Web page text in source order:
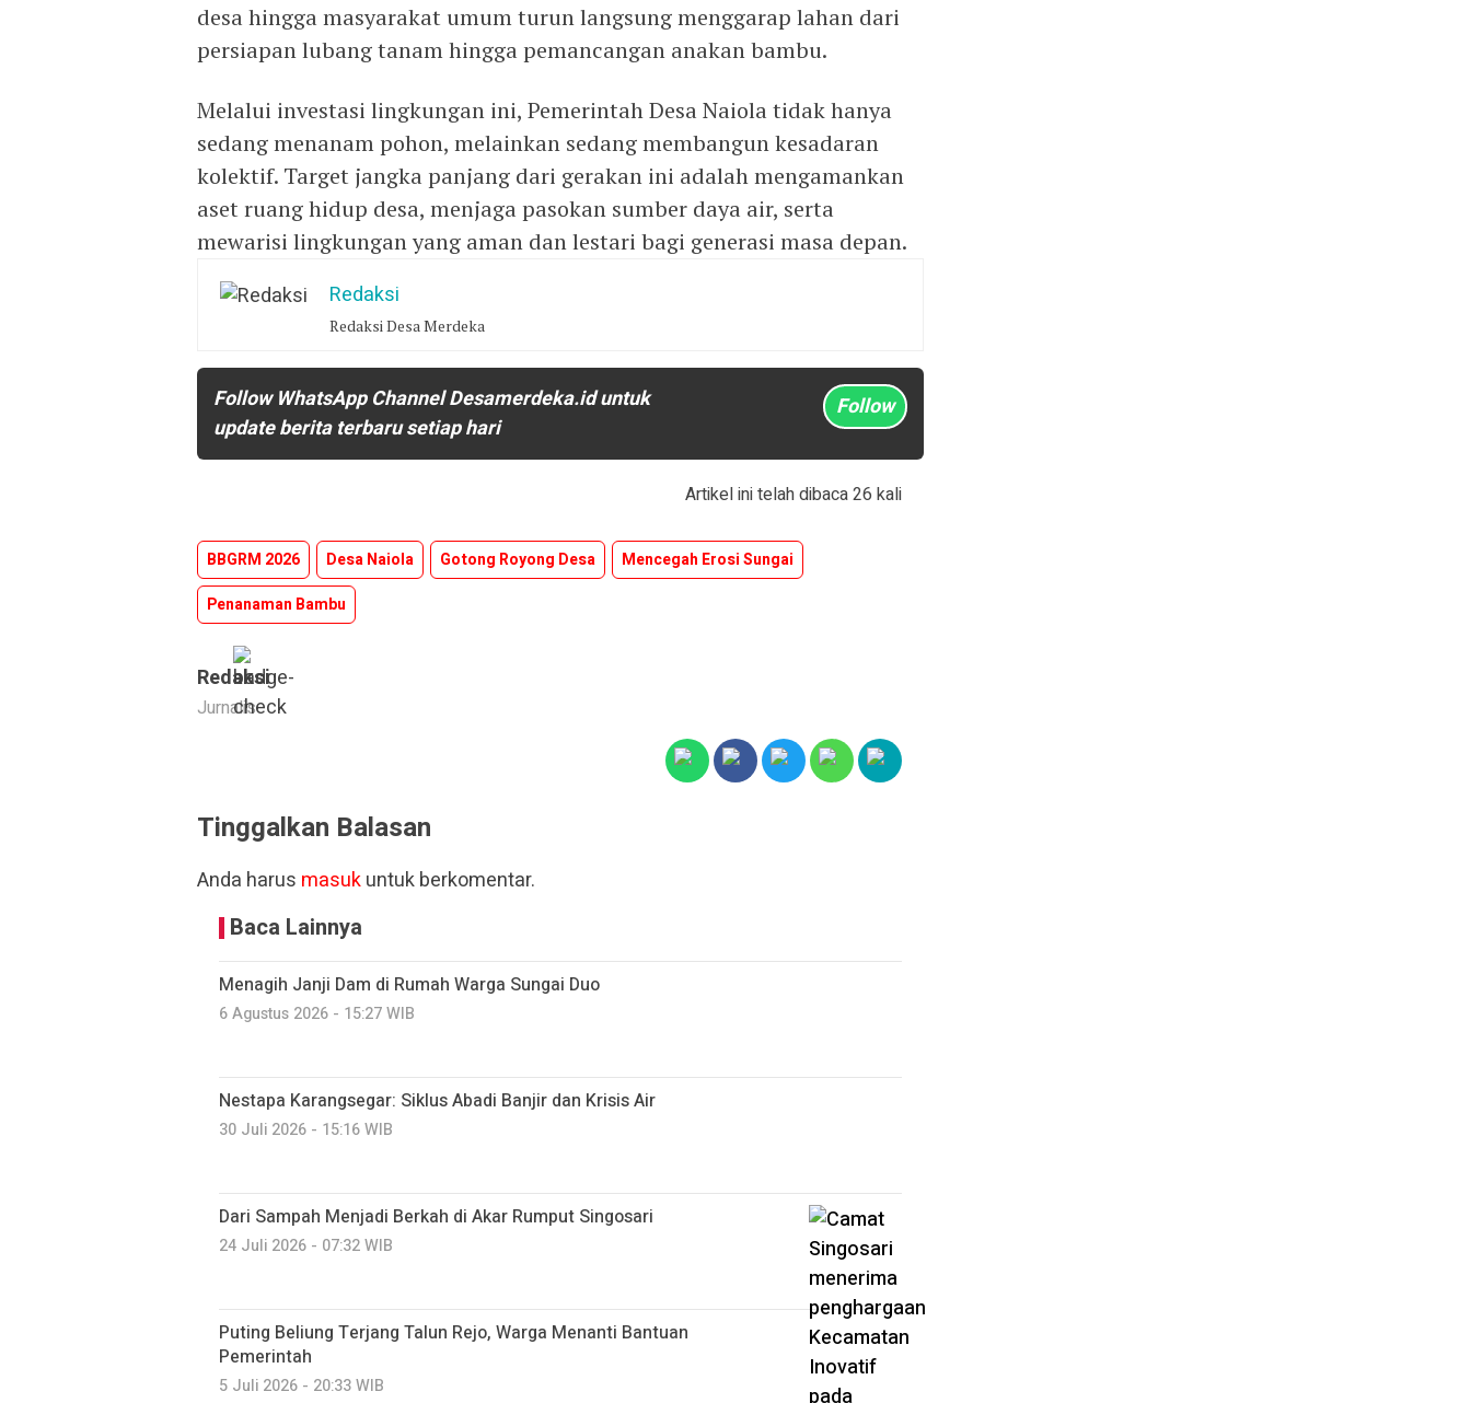
desa hingga masyarakat umum turun langsung menggarap lahan dari
persiapan lubang tanam hingga pemancangan anakan bambu.
Melalui investasi lingkungan ini, Pemerintah Desa Naiola tidak hanya
sedang menanam pohon, melainkan sedang membangun kesadaran
kolektif. Target jangka panjang dari gerakan ini adalah mengamankan
aset ruang hidup desa, menjaga pasokan sumber daya air, serta
mewarisi lingkungan yang aman dan lestari bagi generasi masa depan.
Redaksi
Redaksi Desa Merdeka
Follow WhatsApp Channel Desamerdeka.id untuk
update berita terbaru setiap hari
Follow
Artikel ini telah dibaca 26 kali
BBGRM 2026 Desa Naiola Gotong Royong Desa
Mencegah Erosi Sungai
Penanaman Bambu
Redaksi
Jurnalis
Tinggalkan Balasan
Anda harus masukuntuk berkomentar.
Baca Lainnya
Menagih Janji Dam di Rumah Warga Sungai Duo
6 Agustus 2026 - 15:27 WIB
Nestapa Karangsegar: Siklus Abadi Banjir dan Krisis Air
30 Juli 2026 - 15:16 WIB
Dari Sampah Menjadi Berkah di Akar Rumput Singosari
24 Juli 2026 - 07:32 WIB
Puting Beliung Terjang Talun Rejo, Warga Menanti Bantuan
Pemerintah
5 Juli 2026 - 20:33 WIB